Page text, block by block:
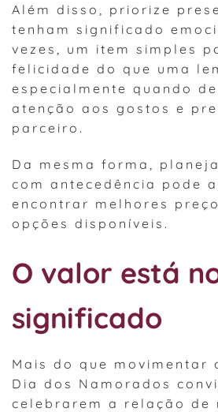
Além disso, priorize
tenham significado
vezes, um item simples
felicidade do que uma
especialmente quando
atenção aos gostos e
parceiro.
Da mesma forma,
com antecedência pode
encontrar melhores
opções disponíveis.
O valor está
significado
Mais do que movimentar
Dia dos Namorados
celebrarem a relação de